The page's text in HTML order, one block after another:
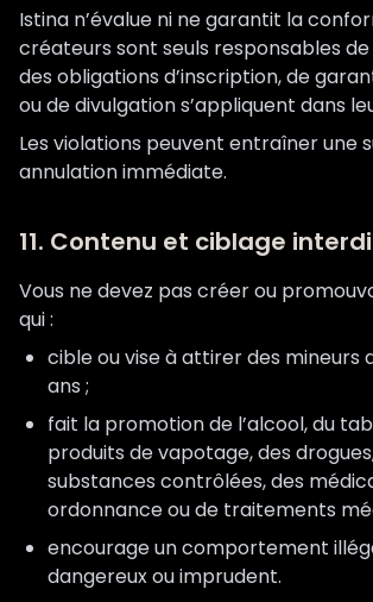
Istina n’évalue ni ne garantit la
créateurs sont seuls responsables
des obligations d’inscription, de
ou de divulgation s’appliquent dans
Les violations peuvent entraîner une
annulation immédiate.
11. Contenu et ciblage
Vous ne devez pas créer ou
qui :
cible ou vise à attirer des mineurs
ans ;
fait la promotion de l’alcool, du
produits de vapotage, des
substances contrôlées, des
ordonnance ou de traitements
encourage un comportement
dangereux ou imprudent.